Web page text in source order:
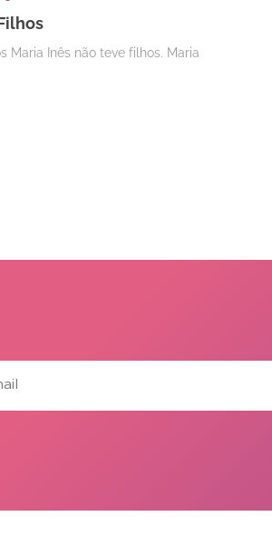
Maria Inês não teve filhos. Maria